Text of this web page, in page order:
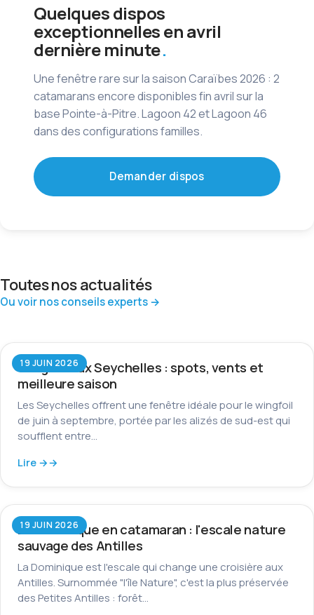
Quelques dispos
exceptionnelles en avril
dernière minute
Une fenêtre rare sur la saison Caraïbes 2026 : 2
catamarans encore disponibles fin avril sur la
base Pointe-à-Pitre. Lagoon 42 et Lagoon 46
dans des configurations familles.
Demander dispos
Toutes nos actualités
Ou voir nos conseils experts →
19 JUIN 2026
Wingfoil aux Seychelles : spots, vents et
meilleure saison
Les Seychelles offrent une fenêtre idéale pour le wingfoil
de juin à septembre, portée par les alizés de sud-est qui
soufflent entre…
Lire →
19 JUIN 2026
La Dominique en catamaran : l'escale nature
sauvage des Antilles
La Dominique est l'escale qui change une croisière aux
Antilles. Surnommée "l'île Nature", c'est la plus préservée
des Petites Antilles : forêt…